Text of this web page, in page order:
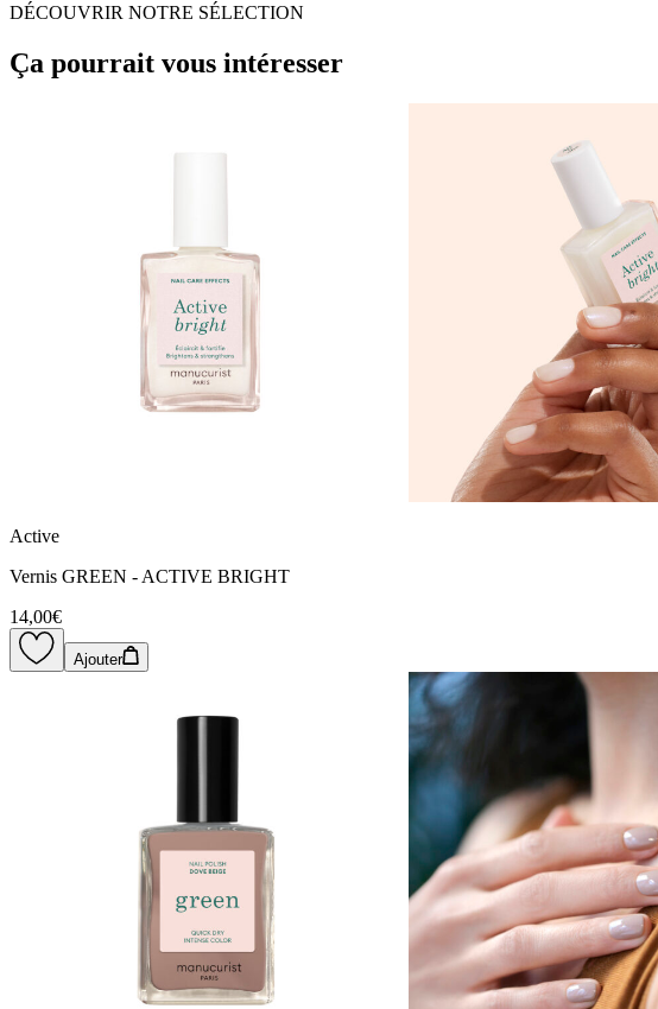
DÉCOUVRIR NOTRE SÉLECTION
Ça pourrait vous intéresser
Active
Vernis GREEN - ACTIVE BRIGHT
14,00€
Ajouter